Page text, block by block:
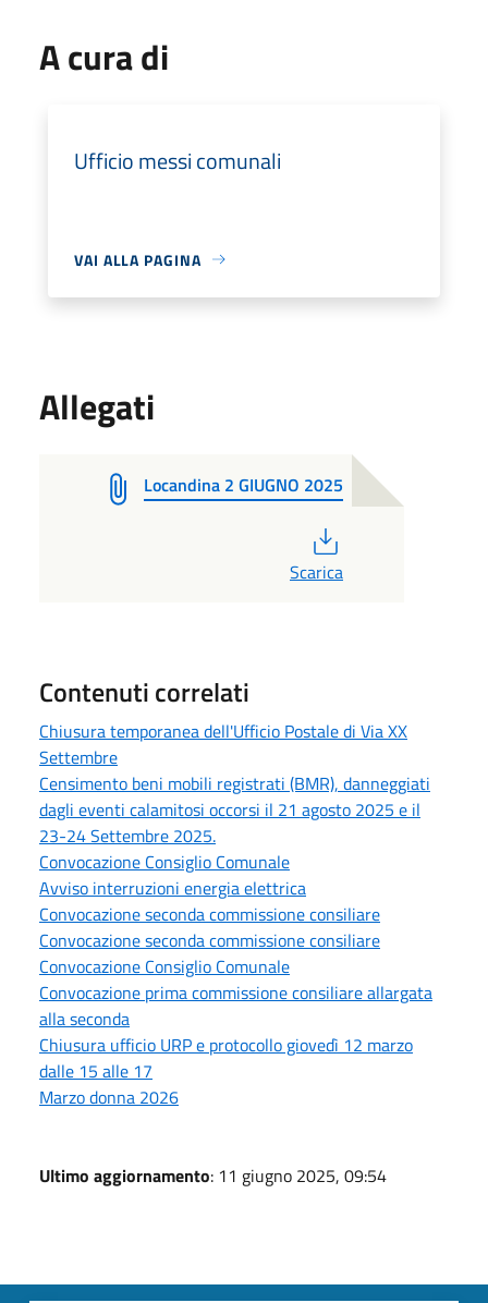
A cura di
Ufficio messi comunali
VAI ALLA PAGINA
Allegati
Locandina 2 GIUGNO 2025
Scarica
Contenuti correlati
Chiusura temporanea dell'Ufficio Postale di Via XX
Settembre
Censimento beni mobili registrati (BMR), danneggiati
dagli eventi calamitosi occorsi il 21 agosto 2025 e il
23-24 Settembre 2025.
Convocazione Consiglio Comunale
Avviso interruzioni energia elettrica
Convocazione seconda commissione consiliare
Convocazione seconda commissione consiliare
Convocazione Consiglio Comunale
Convocazione prima commissione consiliare allargata
alla seconda
Chiusura ufficio URP e protocollo giovedì 12 marzo
dalle 15 alle 17
Marzo donna 2026
Ultimo aggiornamento: 11 giugno 2025, 09:54